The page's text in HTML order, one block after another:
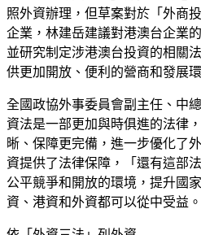
照外資辦理，但草案對於「外商
企業，林建岳建議對港澳台企業
並研究制定涉港澳台投資的相關
供更加開放、便利的營商和發展環
全國政協外事委員會副主任、中
資法是一部更加與時俱進的法律
晰、保障更完備，進一步優化了
資提供了法律保障，「還有這部
公平競爭和開放的環境，提升國
資、港資和外資都可以從中受益。